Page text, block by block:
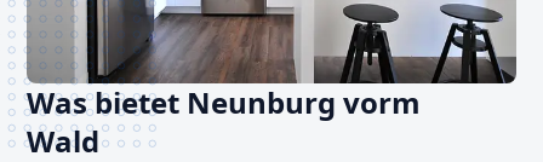
Was bietet Neunburg vorm
Wald